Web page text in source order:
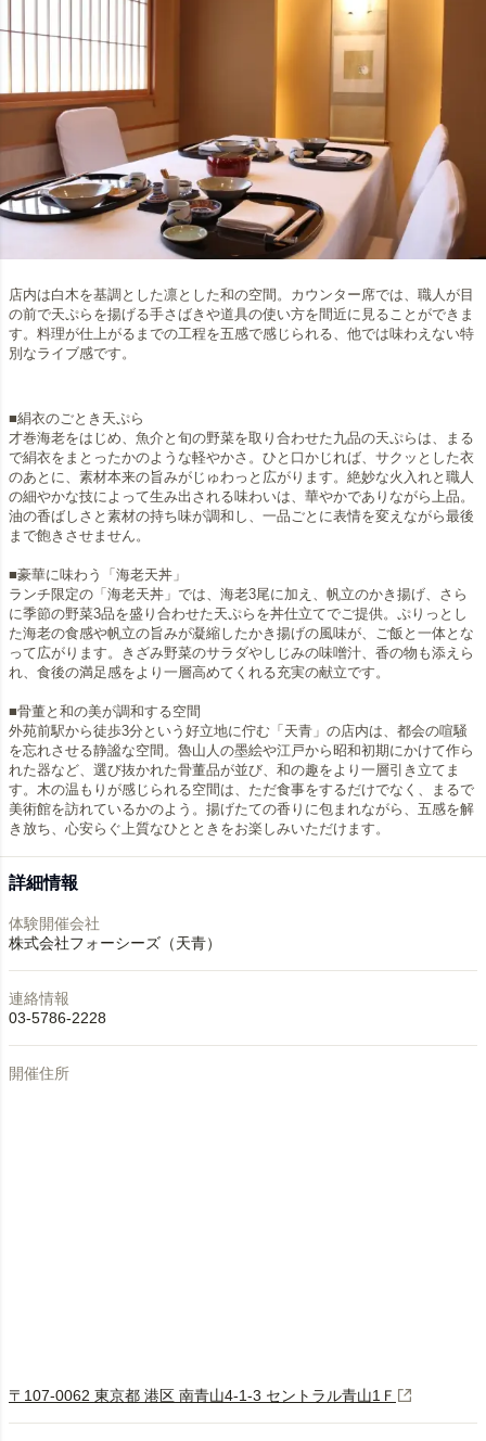
店内は白木を基調とした凛とした和の空間。カウンター席では、職人が目
の前で天ぷらを揚げる手さばきや道具の使い方を間近に見ることができま
す。料理が仕上がるまでの工程を五感で感じられる、他では味わえない特
別なライブ感です。
■絹衣のごとき天ぷら
才巻海老をはじめ、魚介と旬の野菜を取り合わせた九品の天ぷらは、まる
で絹衣をまとったかのような軽やかさ。ひと口かじれば、サクッとした衣
のあとに、素材本来の旨みがじゅわっと広がります。絶妙な火入れと職人
の細やかな技によって生み出される味わいは、華やかでありながら上品。
油の香ばしさと素材の持ち味が調和し、一品ごとに表情を変えながら最後
まで飽きさせません。
■豪華に味わう「海老天丼」
ランチ限定の「海老天丼」では、海老3尾に加え、帆立のかき揚げ、さら
に季節の野菜3品を盛り合わせた天ぷらを丼仕立てでご提供。ぷりっとし
た海老の食感や帆立の旨みが凝縮したかき揚げの風味が、ご飯と一体とな
って広がります。きざみ野菜のサラダやしじみの味噌汁、香の物も添えら
れ、食後の満足感をより一層高めてくれる充実の献立です。
■骨董と和の美が調和する空間
外苑前駅から徒歩3分という好立地に佇む「天青」の店内は、都会の喧騒
を忘れさせる静謐な空間。魯山人の墨絵や江戸から昭和初期にかけて作ら
れた器など、選び抜かれた骨董品が並び、和の趣をより一層引き立てま
す。木の温もりが感じられる空間は、ただ食事をするだけでなく、まるで
美術館を訪れているかのよう。揚げたての香りに包まれながら、五感を解
き放ち、心安らぐ上質なひとときをお楽しみいただけます。
詳細情報
体験開催会社
株式会社フォーシーズ（天青）
連絡情報
03-5786-2228
開催住所
〒107-0062 東京都 港区 南青山4-1-3 セントラル青山1Ｆ